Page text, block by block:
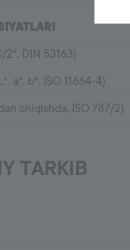
2º, DIN 53163)
a*, b*, ISO 11664-4)
chiqishda, ISO 787/2)
TARKIB